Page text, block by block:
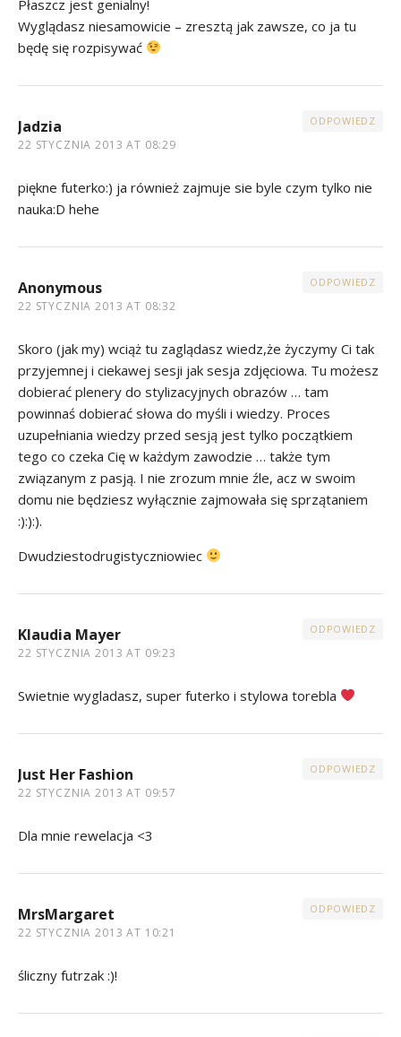
Płaszcz jest genialny!
Wyglądasz niesamowicie – zresztą jak zawsze, co ja tu
będę się rozpisywać
Jadzia
22 STYCZNIA 2013 AT 08:29
ODPOWIEDZ
piękne futerko:) ja również zajmuje sie byle czym tylko nie
nauka:D hehe
Anonymous
22 STYCZNIA 2013 AT 08:32
ODPOWIEDZ
Skoro (jak my) wciąż tu zaglądasz wiedz,że życzymy Ci tak
przyjemnej i ciekawej sesji jak sesja zdjęciowa. Tu możesz
dobierać plenery do stylizacyjnych obrazów … tam
powinnaś dobierać słowa do myśli i wiedzy. Proces
uzupełniania wiedzy przed sesją jest tylko początkiem
tego co czeka Cię w każdym zawodzie … także tym
związanym z pasją. I nie zrozum mnie źle, acz w swoim
domu nie będziesz wyłącznie zajmowała się sprzątaniem
:):):).
Dwudziestodrugistyczniowiec
Klaudia Mayer
22 STYCZNIA 2013 AT 09:23
ODPOWIEDZ
Swietnie wygladasz, super futerko i stylowa torebla
Just Her Fashion
22 STYCZNIA 2013 AT 09:57
ODPOWIEDZ
Dla mnie rewelacja <3
MrsMargaret
22 STYCZNIA 2013 AT 10:21
ODPOWIEDZ
śliczny futrzak :)!